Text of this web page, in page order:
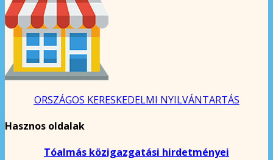
ORSZÁGOS KERESKEDELMI NYILVÁNTARTÁS
Hasznos oldalak
Tóalmás közigazgatási hirdetményei